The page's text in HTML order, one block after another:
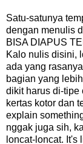
Satu-satunya
dengan menulis
BISA DIAPUS
Kalo nulis disini,
ada yang
bagian yang
dikit harus di-tipe
kertas kotor dan
explain
nggak juga sih,
loncat-loncat. It's